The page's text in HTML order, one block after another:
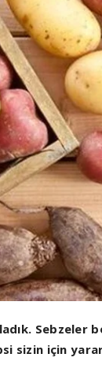
sizin için